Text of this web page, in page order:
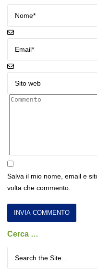
Salva il mio nome, email e
volta che commento.
Cerca …